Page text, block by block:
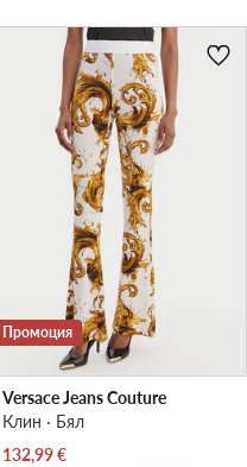
Промоция
Versace Jeans Couture
Клин · Бял
Актуална цена
132,99€